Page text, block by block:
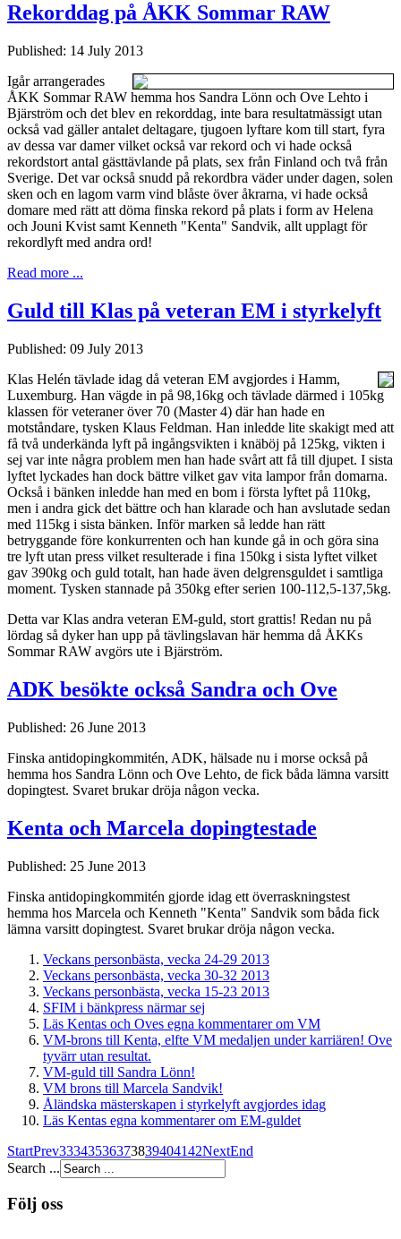
Rekorddag på ÅKK Sommar RAW
Published: 14 July 2013
Igår arrangerades
ÅKK Sommar RAW hemma hos Sandra Lönn och Ove Lehto i
Bjärström och det blev en rekorddag, inte bara resultatmässigt utan
också vad gäller antalet deltagare, tjugoen lyftare kom till start, fyra
av dessa var damer vilket också var rekord och vi hade också
rekordstort antal gästtävlande på plats, sex från Finland och två från
Sverige. Det var också snudd på rekordbra väder under dagen, solen
sken och en lagom varm vind blåste över åkrarna, vi hade också
domare med rätt att döma finska rekord på plats i form av Helena
och Jouni Kvist samt Kenneth "Kenta" Sandvik, allt upplagt för
rekordlyft med andra ord!
Read more ...
Guld till Klas på veteran EM i styrkelyft
Published: 09 July 2013
Klas Helén tävlade idag då veteran EM avgjordes i Hamm,
Luxemburg. Han vägde in på 98,16kg och tävlade därmed i 105kg
klassen för veteraner över 70 (Master 4) där han hade en
motståndare, tysken Klaus Feldman. Han inledde lite skakigt med att
få två underkända lyft på ingångsvikten i knäböj på 125kg, vikten i
sej var inte några problem men han hade svårt att få till djupet. I sista
lyftet lyckades han dock bättre vilket gav vita lampor från domarna.
Också i bänken inledde han med en bom i första lyftet på 110kg,
men i andra gick det bättre och han klarade och han avslutade sedan
med 115kg i sista bänken. Inför marken så ledde han rätt
betryggande före konkurrenten och han kunde gå in och göra sina
tre lyft utan press vilket resulterade i fina 150kg i sista lyftet vilket
gav 390kg och guld totalt, han hade även delgrensguldet i samtliga
moment. Tysken stannade på 350kg efter serien 100-112,5-137,5kg.
Detta var Klas andra veteran EM-guld, stort grattis! Redan nu på
lördag så dyker han upp på tävlingslavan här hemma då ÅKKs
Sommar RAW avgörs ute i Bjärström.
ADK besökte också Sandra och Ove
Published: 26 June 2013
Finska antidopingkommitén, ADK, hälsade nu i morse också på
hemma hos Sandra Lönn och Ove Lehto, de fick båda lämna varsitt
dopingtest. Svaret brukar dröja någon vecka.
Kenta och Marcela dopingtestade
Published: 25 June 2013
Finska antidopingkommitén gjorde idag ett överraskningstest
hemma hos Marcela och Kenneth "Kenta" Sandvik som båda fick
lämna varsitt dopingtest. Svaret brukar dröja någon vecka.
Veckans personbästa, vecka 24-29 2013
Veckans personbästa, vecka 30-32 2013
Veckans personbästa, vecka 15-23 2013
SFIM i bänkpress närmar sej
Läs Kentas och Oves egna kommentarer om VM
VM-brons till Kenta, elfte VM medaljen under karriären! Ove
tyvärr utan resultat.
VM-guld till Sandra Lönn!
VM brons till Marcela Sandvik!
Åländska mästerskapen i styrkelyft avgjordes idag
Läs Kentas egna kommentarer om EM-guldet
StartPrev33343536373839404142NextEnd
Search ...
Följ oss